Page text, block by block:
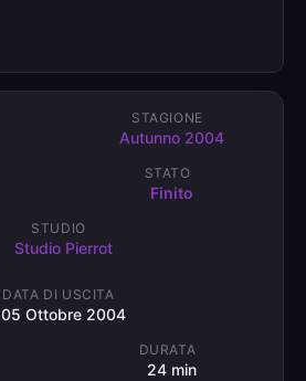
STAGIONE
Autunno 2004
STATO
Finito
STUDIO
Studio Pierrot
DATA DI USCITA
05 Ottobre 2004
DURATA
24 min